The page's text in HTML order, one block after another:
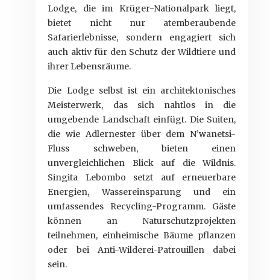
Lodge, die im Krüger-Nationalpark liegt,
bietet nicht nur atemberaubende
Safarierlebnisse, sondern engagiert sich
auch aktiv für den Schutz der Wildtiere und
ihrer Lebensräume.
Die Lodge selbst ist ein architektonisches
Meisterwerk, das sich nahtlos in die
umgebende Landschaft einfügt. Die Suiten,
die wie Adlernester über dem N’wanetsi-
Fluss schweben, bieten einen
unvergleichlichen Blick auf die Wildnis.
Singita Lebombo setzt auf erneuerbare
Energien, Wassereinsparung und ein
umfassendes Recycling-Programm. Gäste
können an Naturschutzprojekten
teilnehmen, einheimische Bäume pflanzen
oder bei Anti-Wilderei-Patrouillen dabei
sein.